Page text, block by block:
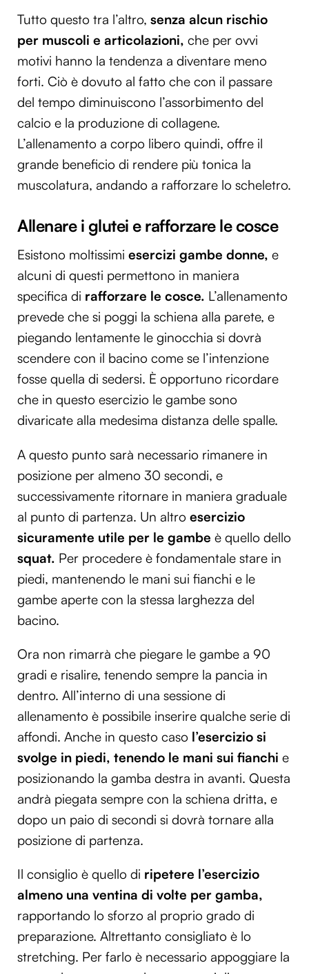
Tutto questo tra l’altro, senza alcun rischio
per muscoli e articolazioni, che per ovvi
motivi hanno la tendenza a diventare meno
forti. Ciò è dovuto al fatto che con il passare
del tempo diminuiscono l’assorbimento del
calcio e la produzione di collagene.
L’allenamento a corpo libero quindi, offre il
grande beneficio di rendere più tonica la
muscolatura, andando a rafforzare lo scheletro.
Allenare i glutei e rafforzare le cosce
Esistono moltissimi esercizi gambe donne, e
alcuni di questi permettono in maniera
specifica di rafforzare le cosce. L’allenamento
prevede che si poggi la schiena alla parete, e
piegando lentamente le ginocchia si dovrà
scendere con il bacino come se l’intenzione
fosse quella di sedersi. È opportuno ricordare
che in questo esercizio le gambe sono
divaricate alla medesima distanza delle spalle.
A questo punto sarà necessario rimanere in
posizione per almeno 30 secondi, e
successivamente ritornare in maniera graduale
al punto di partenza. Un altro esercizio
sicuramente utile per le gambe è quello dello
squat. Per procedere è fondamentale stare in
piedi, mantenendo le mani sui fianchi e le
gambe aperte con la stessa larghezza del
bacino.
Ora non rimarrà che piegare le gambe a 90
gradi e risalire, tenendo sempre la pancia in
dentro. All’interno di una sessione di
allenamento è possibile inserire qualche serie di
affondi. Anche in questo caso l’esercizio si
svolge in piedi, tenendo le mani sui fianchi e
posizionando la gamba destra in avanti. Questa
andrà piegata sempre con la schiena dritta, e
dopo un paio di secondi si dovrà tornare alla
posizione di partenza.
Il consiglio è quello di ripetere l’esercizio
almeno una ventina di volte per gamba,
rapportando lo sforzo al proprio grado di
preparazione. Altrettanto consigliato è lo
stretching. Per farlo è necessario appoggiare la